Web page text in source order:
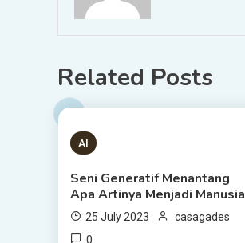
Related Posts
1 MIN READ
AI
Seni Generatif Menantang
Apa Artinya Menjadi Manusia
25 July 2023 casagades
0